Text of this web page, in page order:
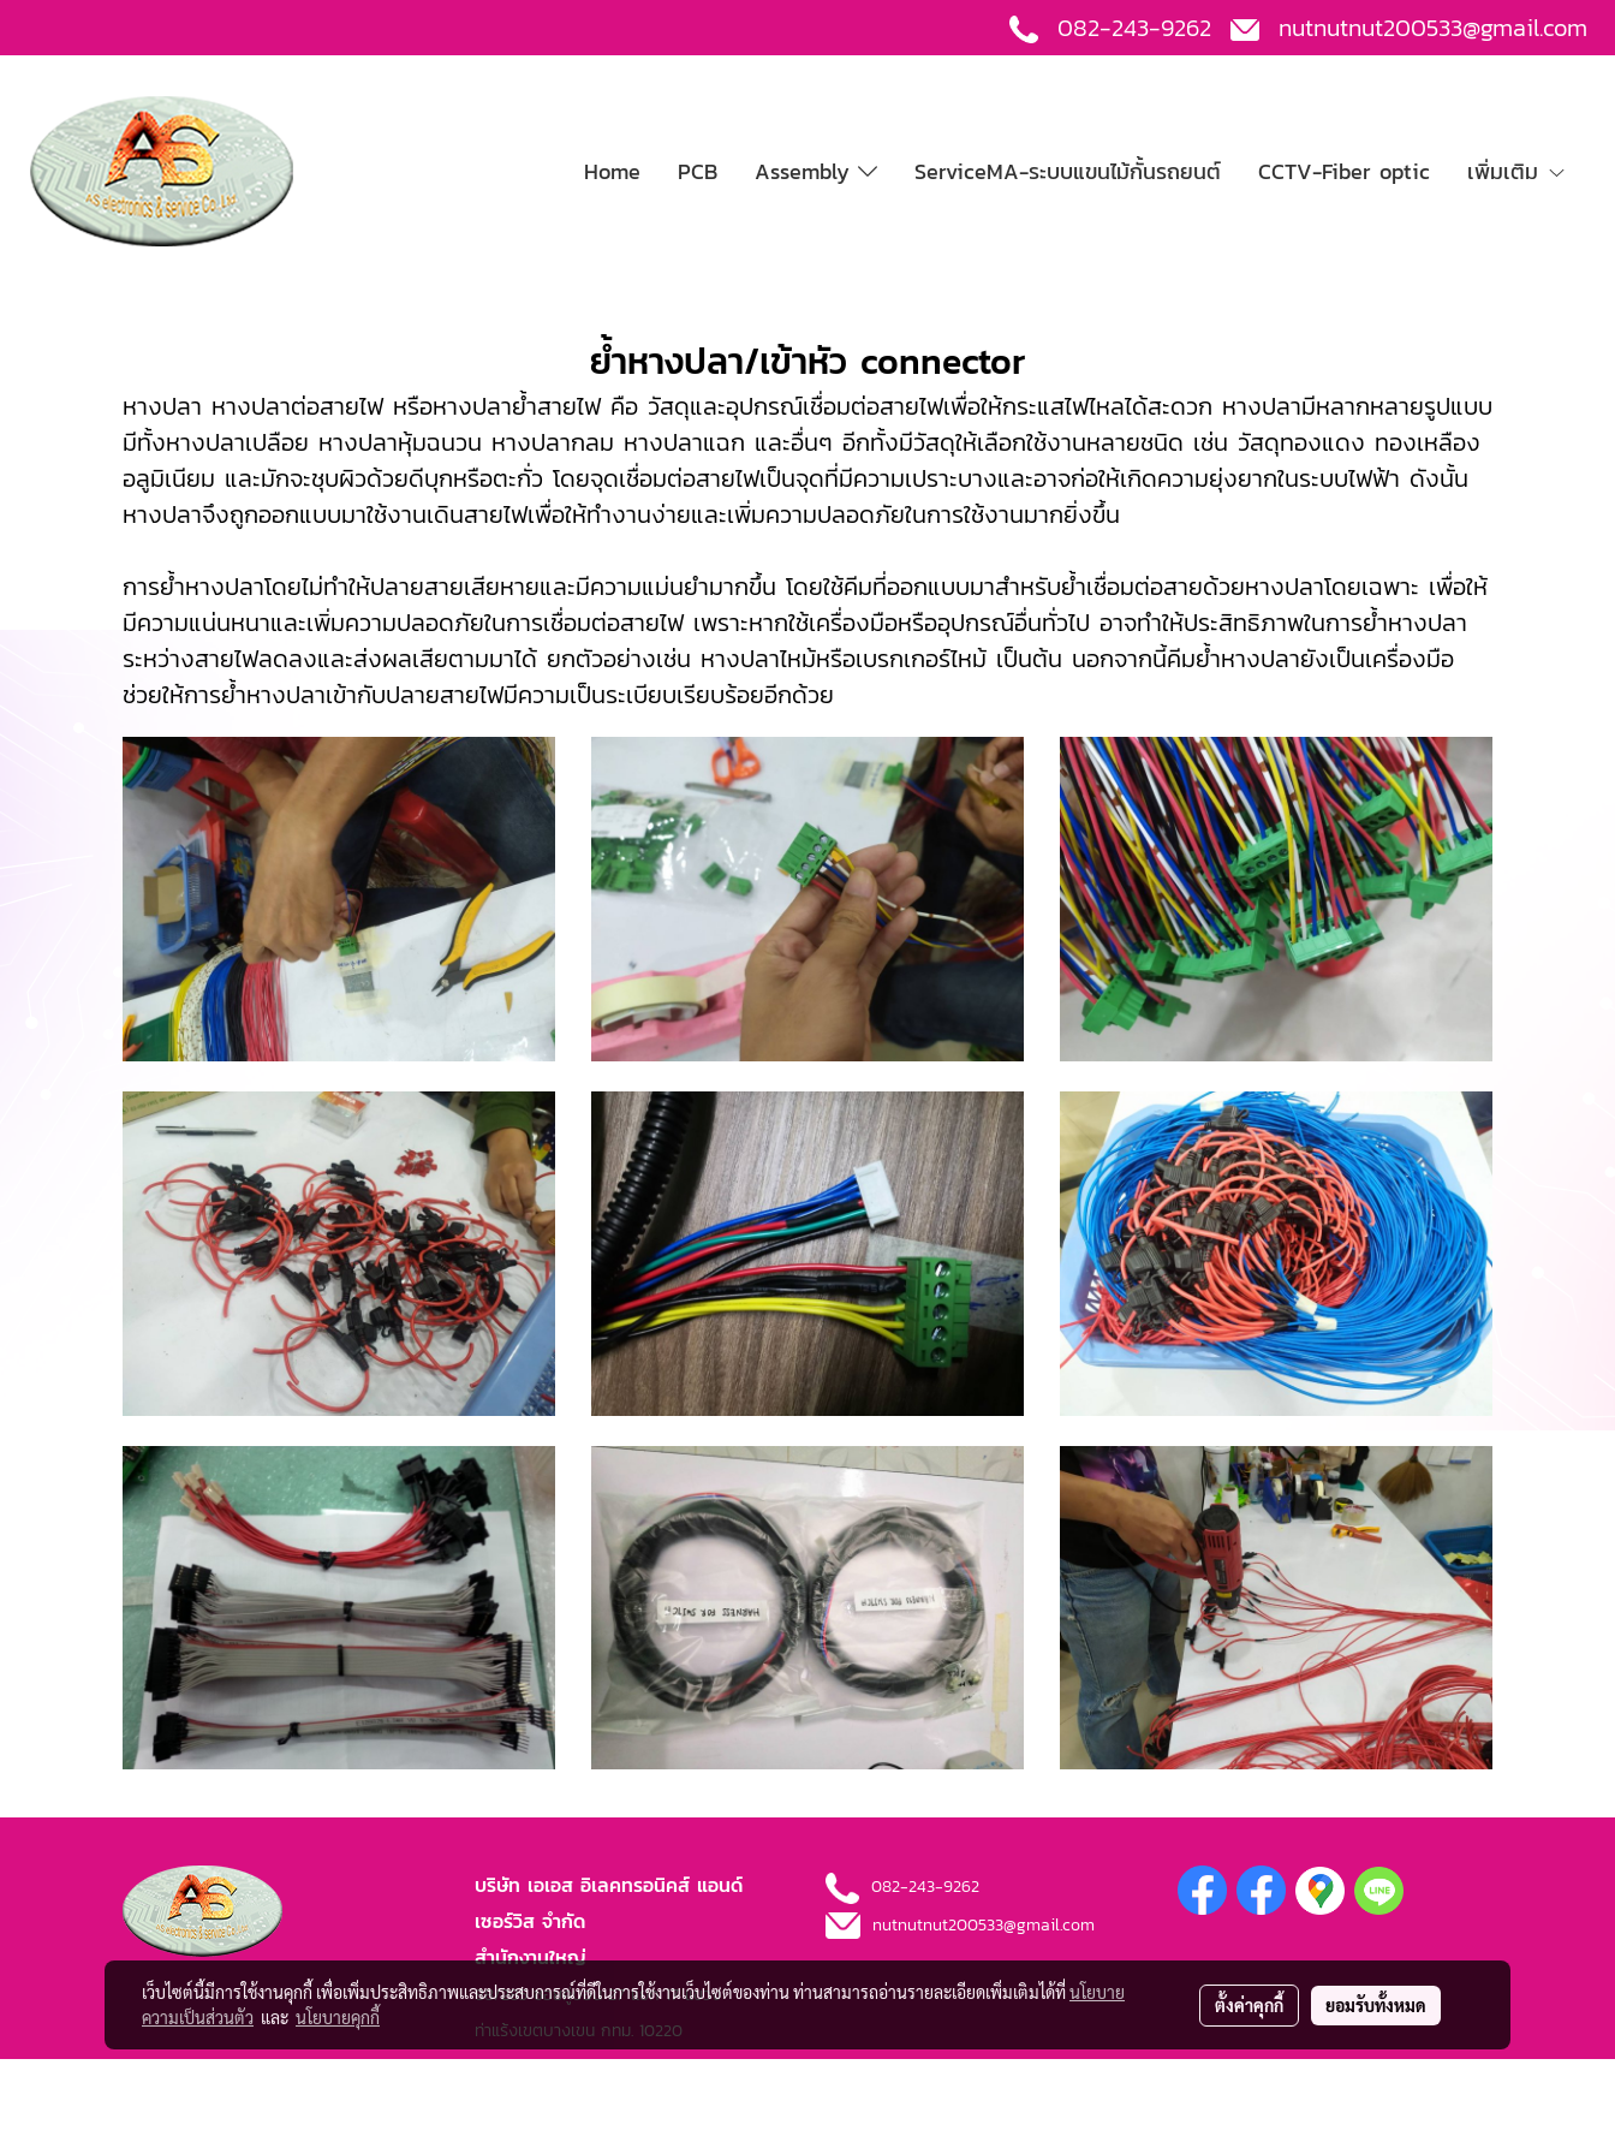
082-243-9262 nutnutnut200533@gmail.com
Home PCB Assembly ServiceMA-ระบบแขนไม้กั้นรถยนต์ CCTV-Fiber optic เพิ่มเติม
ย้ำหางปลา/เข้าหัว connector
หางปลา หางปลาต่อสายไฟ หรือหางปลาย้ำสายไฟ คือ วัสดุและอุปกรณ์เชื่อมต่อสายไฟเพื่อให้กระแสไฟไหลได้สะดวก หางปลามีหลากหลายรูปแบบ
มีทั้งหางปลาเปลือย หางปลาหุ้มฉนวน หางปลากลม หางปลาแฉก และอื่นๆ อีกทั้งมีวัสดุให้เลือกใช้งานหลายชนิด เช่น วัสดุทองแดง ทองเหลือง
อลูมิเนียม และมักจะชุบผิวด้วยดีบุกหรือตะกั่ว โดยจุดเชื่อมต่อสายไฟเป็นจุดที่มีความเปราะบางและอาจก่อให้เกิดความยุ่งยากในระบบไฟฟ้า ดังนั้น
หางปลาจึงถูกออกแบบมาใช้งานเดินสายไฟเพื่อให้ทำงานง่ายและเพิ่มความปลอดภัยในการใช้งานมากยิ่งขึ้น
การย้ำหางปลาโดยไม่ทำให้ปลายสายเสียหายและมีความแม่นยำมากขึ้น โดยใช้คีมที่ออกแบบมาสำหรับย้ำเชื่อมต่อสายด้วยหางปลาโดยเฉพาะ เพื่อให้
มีความแน่นหนาและเพิ่มความปลอดภัยในการเชื่อมต่อสายไฟ เพราะหากใช้เครื่องมือหรืออุปกรณ์อื่นทั่วไป อาจทำให้ประสิทธิภาพในการย้ำหางปลา
ระหว่างสายไฟลดลงและส่งผลเสียตามมาได้ ยกตัวอย่างเช่น หางปลาไหม้หรือเบรกเกอร์ไหม้ เป็นต้น นอกจากนี้คีมย้ำหางปลายังเป็นเครื่องมือ
ช่วยให้การย้ำหางปลาเข้ากับปลายสายไฟมีความเป็นระเบียบเรียบร้อยอีกด้วย
บริษัท เอเอส อิเลคทรอนิคส์ แอนด์
เซอร์วิส จำกัด
สำนักงานใหญ่
88/285 ซอยคู่บอน 27 แยก 17 แขวง
ท่าแร้งเขตบางเขน กทม. 10220
โรงงาน
082-243-9262
nutnutnut200533@gmail.com
เว็บไซต์นี้มีการใช้งานคุกกี้ เพื่อเพิ่มประสิทธิภาพและประสบการณ์ที่ดีในการใช้งานเว็บไซต์ของท่าน ท่านสามารถอ่านรายละเอียดเพิ่มเติมได้ที่นโยบาย
ความเป็นส่วนตัว และ นโยบายคุกกี้
ตั้งค่าคุกกี้ ยอมรับทั้งหมด